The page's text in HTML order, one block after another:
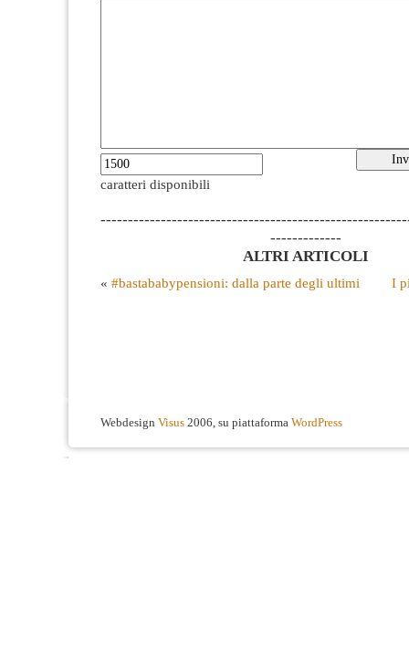
caratteri disponibili
-------------
ALTRI ARTICOLI
« #bastababypensioni: dalla parte degli ultimi I
Webdesign Visus 2006, su piattaforma WordPress